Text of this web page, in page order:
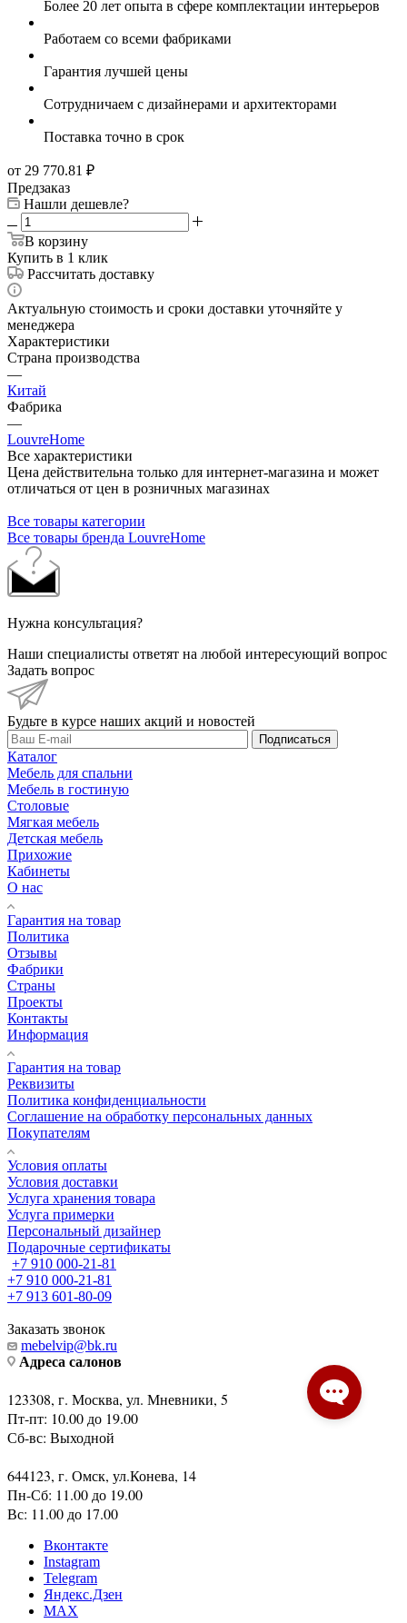
Более 20 лет опыта в сфере комплектации интерьеров
Работаем со всеми фабриками
Гарантия лучшей цены
Сотрудничаем с дизайнерами и архитекторами
Поставка точно в срок
от 29 770.81 ₽
Предзаказ
Нашли дешевле?
В корзину
Купить в 1 клик
Рассчитать доставку
Актуальную стоимость и сроки доставки уточняйте у
менеджера
Характеристики
Страна производства
—
Китай
Фабрика
—
LouvreHome
Все характеристики
Цена действительна только для интернет-магазина и может
отличаться от цен в розничных магазинах
Все товары категории
Все товары бренда LouvreHome
Нужна консультация?
Наши специалисты ответят на любой интересующий вопрос
Задать вопрос
Будьте в курсе наших акций и новостей
Подписаться
Каталог
Мебель для спальни
Мебель в гостиную
Столовые
Мягкая мебель
Детская мебель
Прихожие
Кабинеты
О нас
Гарантия на товар
Политика
Отзывы
Фабрики
Страны
Проекты
Контакты
Информация
Гарантия на товар
Реквизиты
Политика конфиденциальности
Соглашение на обработку персональных данных
Покупателям
Условия оплаты
Условия доставки
Услуга хранения товара
Услуга примерки
Персональный дизайнер
Подарочные сертификаты
+7 910 000-21-81
+7 910 000-21-81
+7 913 601-80-09
Заказать звонок
mebelvip@bk.ru
Адреса салонов
123308, г. Москва, ул. Мневники, 5
Пт-пт: 10.00 до 19.00
Сб-вс: Выходной
644123, г. Омск, ул.Конева, 14
Пн-Сб: 11.00 до 19.00
Вс: 11.00 до 17.00
Вконтакте
Instagram
Telegram
Яндекс.Дзен
MAX